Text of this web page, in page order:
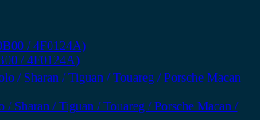
/ 4F0124A)
Sharan / Tiguan / Touareg / Porsche Macan /